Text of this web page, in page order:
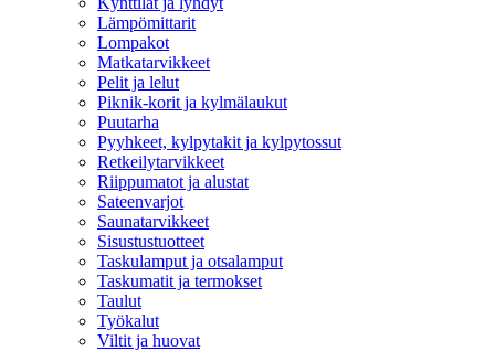
Lämpömittarit
Lompakot
Matkatarvikkeet
Pelit ja lelut
Piknik-korit ja kylmälaukut
Puutarha
Pyyhkeet, kylpytakit ja kylpytossut
Retkeilytarvikkeet
Riippumatot ja alustat
Sateenvarjot
Saunatarvikkeet
Sisustustuotteet
Taskulamput ja otsalamput
Taskumatit ja termokset
Taulut
Työkalut
Viltit ja huovat